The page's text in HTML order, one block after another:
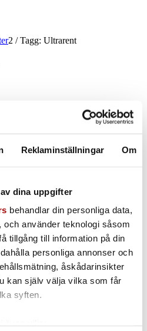
Reklaminställningar Om
dina uppgifter
behandlar din personliga data,
använder teknologi såsom
tillgång till information på din
personliga annonser och
åskådarinsikter
kan själv välja vilka som får
syften.
2 / Tagg: Ultrarent
sida
sida
sida
högeffektivt